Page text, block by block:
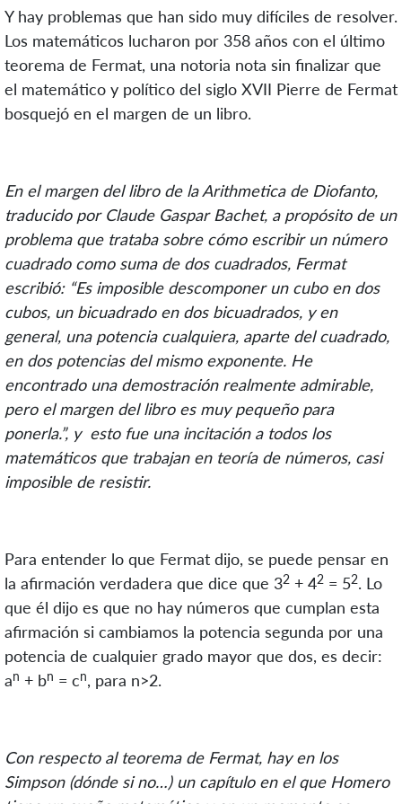
Y hay problemas que han sido muy difíciles de resolver.
Los matemáticos lucharon por 358 años con el último
teorema de Fermat, una notoria nota sin finalizar que
el matemático y político del siglo XVII Pierre de Fermat
bosquejó en el margen de un libro.
En el margen del libro de la Arithmetica de Diofanto,
traducido por Claude Gaspar Bachet, a propósito de un
problema que trataba sobre cómo escribir un número
cuadrado como suma de dos cuadrados, Fermat
escribió: “Es imposible descomponer un cubo en dos
cubos, un bicuadrado en dos bicuadrados, y en
general, una potencia cualquiera, aparte del cuadrado,
en dos potencias del mismo exponente. He
encontrado una demostración realmente admirable,
pero el margen del libro es muy pequeño para
ponerla.”, y esto fue una incitación a todos los
matemáticos que trabajan en teoría de números, casi
imposible de resistir.
Para entender lo que Fermat dijo, se puede pensar en
la afirmación verdadera que dice que 32 + 42 = 52. Lo
que él dijo es que no hay números que cumplan esta
afirmación si cambiamos la potencia segunda por una
potencia de cualquier grado mayor que dos, es decir:
an + bn = cn, para n>2.
Con respecto al teorema de Fermat, hay en los
Simpson (dónde si no…) un capítulo en el que Homero